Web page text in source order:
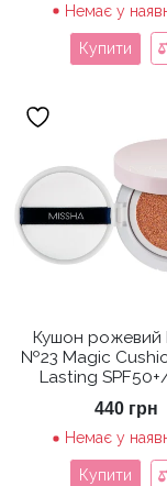
Немає у
Купити
Кушон рожевий
№23 Magic
Lasting SPF50+/
440 грн
Немає у
Купити